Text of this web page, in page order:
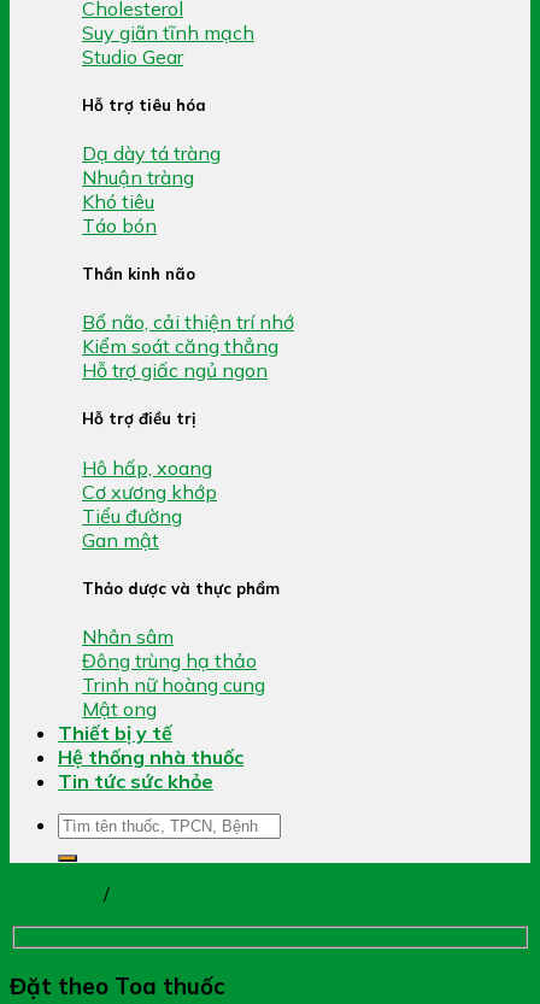
Cholesterol
Suy giãn tĩnh mạch
Studio Gear
Hỗ trợ tiêu hóa
Dạ dày tá tràng
Nhuận tràng
Khó tiêu
Táo bón
Thần kinh não
Bổ não, cải thiện trí nhớ
Kiểm soát căng thẳng
Hỗ trợ giấc ngủ ngon
Hỗ trợ điều trị
Hô hấp, xoang
Cơ xương khớp
Tiểu đường
Gan mật
Thảo dược và thực phẩm
Nhân sâm
Đông trùng hạ thảo
Trinh nữ hoàng cung
Mật ong
Thiết bị y tế
Hệ thống nhà thuốc
Tin tức sức khỏe
Tìm
kiếm:
/
Đặt theo Toa thuốc